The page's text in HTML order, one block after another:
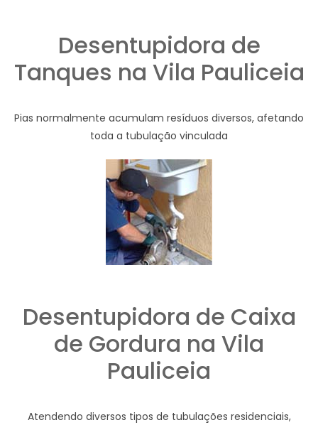
Desentupidora de
Tanques na Vila Pauliceia
Pias normalmente acumulam resíduos diversos, afetando
toda a tubulação vinculada
Desentupidora de Caixa
de Gordura na Vila
Pauliceia
Atendendo diversos tipos de tubulações residenciais,